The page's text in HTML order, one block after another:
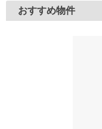
おすすめ物件